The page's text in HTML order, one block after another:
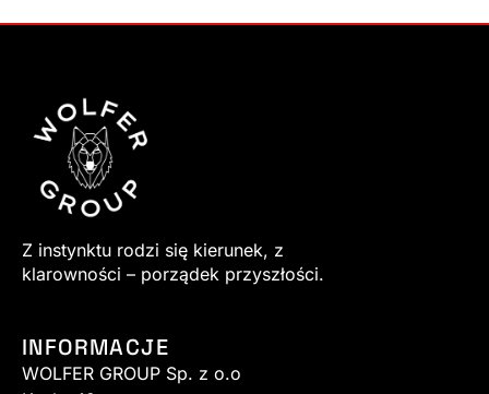
Z instynktu rodzi się kierunek, z
klarowności – porządek przyszłości.
INFORMACJE
WOLFER GROUP Sp. z o.o